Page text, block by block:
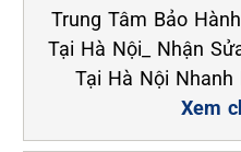
Trung Tâm Bảo
Tại Hà Nội_ Nhận
Tại Hà Nội Nhanh
Xem